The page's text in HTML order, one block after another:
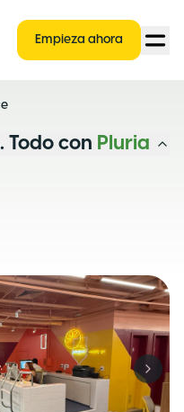
Empieza ahora
Todo con Pluria
Next